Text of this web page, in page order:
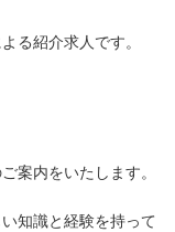
る紹介求人です。
案内をいたします。
知識と経験を持って